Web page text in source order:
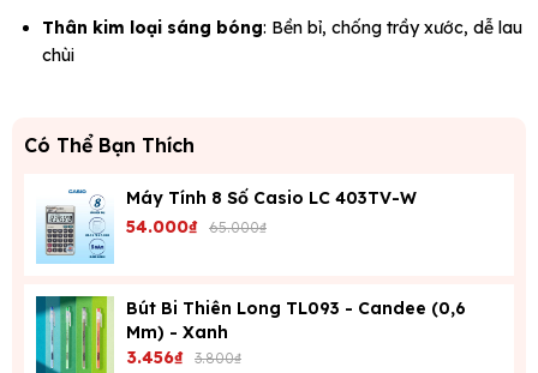
Thân kim loại sáng bóng: Bền bỉ, chống trầy xước, dễ lau
chùi
Có Thể Bạn Thích
Máy Tính 8 Số Casio LC 403TV-W
54.000₫ 65.000₫
Bút Bi Thiên Long TL093 - Candee (0,6
Mm) - Xanh
3.456₫ 3.800₫